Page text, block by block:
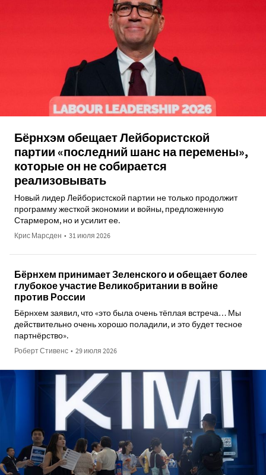
Бёрнхэм обещает Лейбористской
партии «последний шанс на перемены»,
которые он не собирается
реализовывать
Новый лидер Лейбористской партии не только продолжит
программу жесткой экономии и войны, предложенную
Стармером, но и усилит ее.
Крис Марсден • 31 июля 2026
Бёрнхем принимает Зеленского и обещает более
глубокое участие Великобритании в войне
против России
Бёрнхем заявил, что «это была очень тёплая встреча… Мы
действительно очень хорошо поладили, и это будет тесное
партнёрство».
Роберт Стивенс • 29 июля 2026